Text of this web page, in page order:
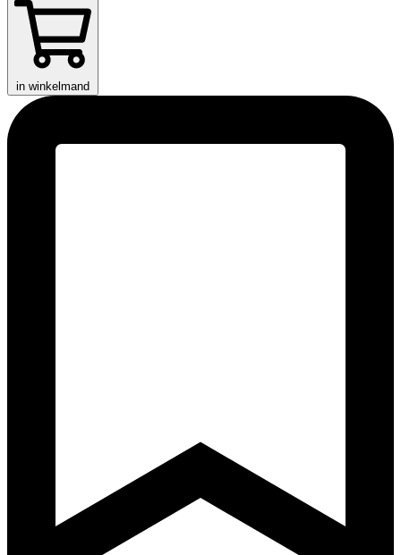
in winkelmand